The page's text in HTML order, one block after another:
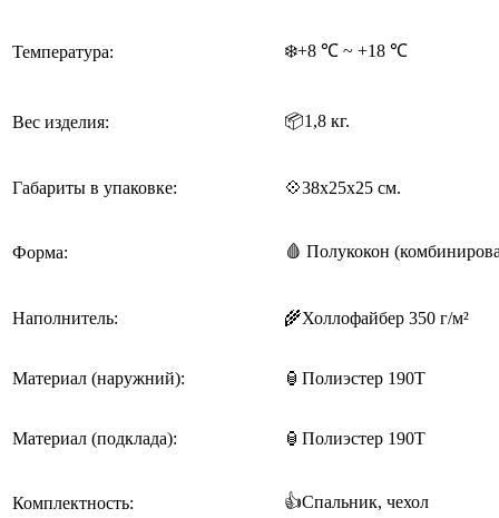
Температура: ❄️+8 ℃ ~ +18 ℃
Вес изделия: 📦1,8 кг.
Габариты в упаковке: 💠38x25x25 см.
Форма: 🩸 Полукокон
Наполнитель: 🌾Холлофайбер 350 г/м²
Материал (наружний): 🏮Полиэстер 190Т
Материал (подклада): 🏮 Полиэстер 190Т
Комплектность: 👍Спальник, чехол